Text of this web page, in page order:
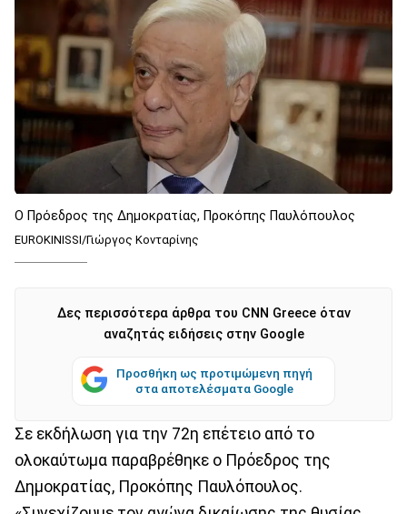
Ο Πρόεδρος της Δημοκρατίας, Προκόπης Παυλόπουλος
EUROKINISSI/Γιώργος Κονταρίνης
Δες περισσότερα άρθρα του CNN Greece όταν
αναζητάς ειδήσεις στην Google
Προσθήκη ως προτιμώμενη πηγή
στα αποτελέσματα Google
Σε εκδήλωση για την 72η επέτειο από το
ολοκαύτωμα παραβρέθηκε ο Πρόεδρος της
Δημοκρατίας, Προκόπης Παυλόπουλος.